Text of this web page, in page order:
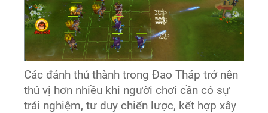
Các đánh thủ thành trong Đao Tháp trở nên
thú vị hơn nhiều khi người chơi cần có sự
trải nghiệm, tư duy chiến lược, kết hợp xây